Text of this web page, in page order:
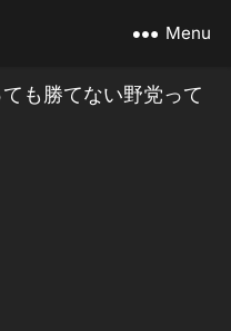
Menu
も勝てない野党って